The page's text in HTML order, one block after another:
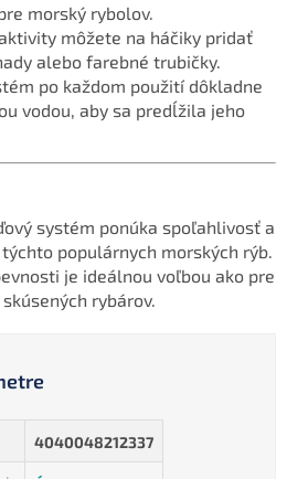
morský rybolov.
môžete na háčiky pridať
alebo farebné trubičky.
po každom použití dôkladne
vodou, aby sa predĺžila jeho
systém ponúka spoľahlivosť a
populárnych morských rýb.
je ideálnou voľbou ako pre
rybárov.
4040048212337